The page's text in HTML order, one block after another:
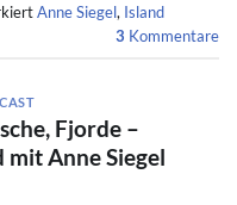
Anne Siegel, Island
3 Kommentare
Fjorde –
mit Anne Siegel